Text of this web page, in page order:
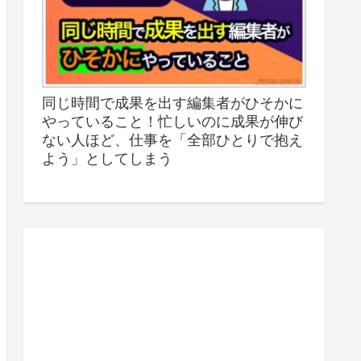
同じ時間で成果を出す編集者がひそかに
やっていること！忙しいのに成果が伸び
ない人ほど、仕事を「全部ひとりで抱え
よう」としてしまう